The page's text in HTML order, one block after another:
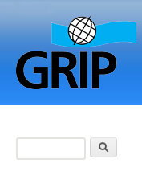
Formulaire de